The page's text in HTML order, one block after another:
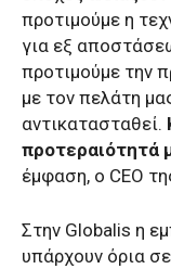
προτιμούμε η
για εξ
προτιμούμε την
με τον πελάτη
αντικατασταθεί.
προτεραιότητά
έμφαση, ο CEO
Στην Globalis η
υπάρχουν όρια